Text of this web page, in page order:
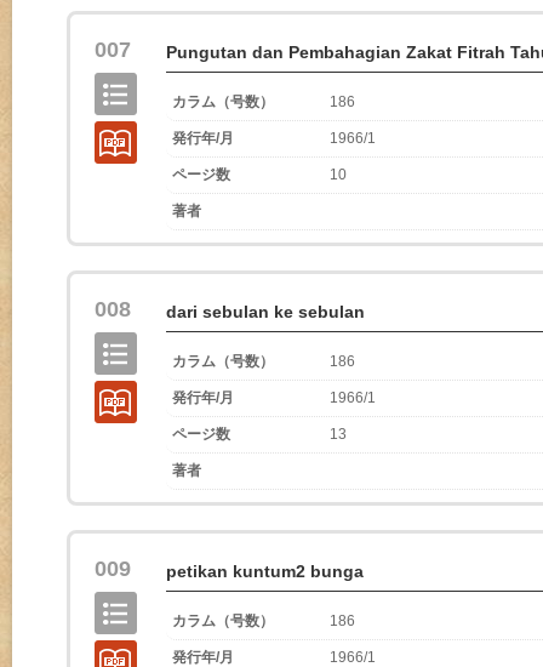
007 Pungutan dan Pembahagian Zakat Fitrah
カラム（号数） 186
発行年/月 1966/1
ページ数 10
著者
008 dari sebulan ke sebulan
カラム（号数） 186
発行年/月 1966/1
ページ数 13
著者
009 petikan kuntum2 bunga
カラム（号数） 186
発行年/月 1966/1